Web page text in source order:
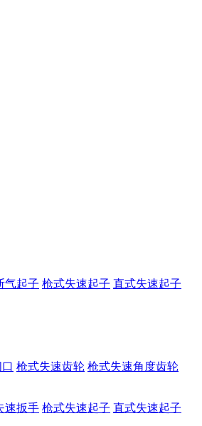
气起子 枪式失速起子 直式失速起子
枪式失速齿轮 枪式失速角度齿轮
速扳手 枪式失速起子 直式失速起子